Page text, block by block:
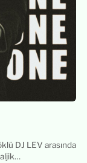
DJ LEV arasında